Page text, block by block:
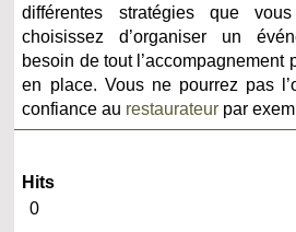
différentes stratégies que
choisissez d’organiser un
besoin de tout l’accompagnement
en place. Vous ne pourrez pas
confiance au restaurateur par
Hits
0